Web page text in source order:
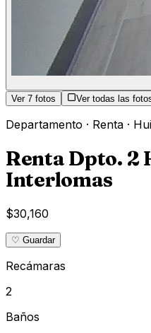
Ver 7 fotos Ver todas las
Departamento · Renta ·
Renta Dpto. 2
Interlomas
$30,160
♡ Guardar
Recámaras
2
Baños